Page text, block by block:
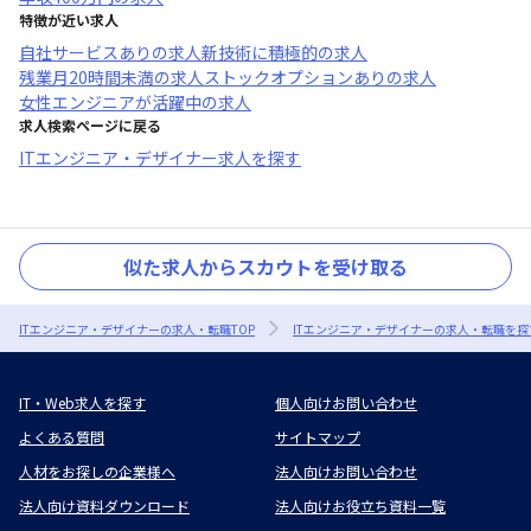
特徴が近い求人
自社サービスあり の求人新技術に積極的の求人
残業月20時間未満の求人ストックオプションあり の求人
女性エンジニアが活躍中の求人
求人検索ページに戻る
ITエンジニア・デザイナー求人を探す
似た求人からスカウトを受け取る
ITエンジニア・デザイナーの求人・転職TOP ITエンジニア・デザイナーの求人・転職を
IT・Web求人を探す
個人向けお問い合わせ
よくある質問
サイトマップ
人材をお探しの企業様へ
法人向けお問い合わせ
法人向け資料ダウンロード
法人向けお役立ち資料一覧